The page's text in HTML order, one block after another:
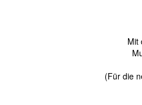
Mit
(Für die